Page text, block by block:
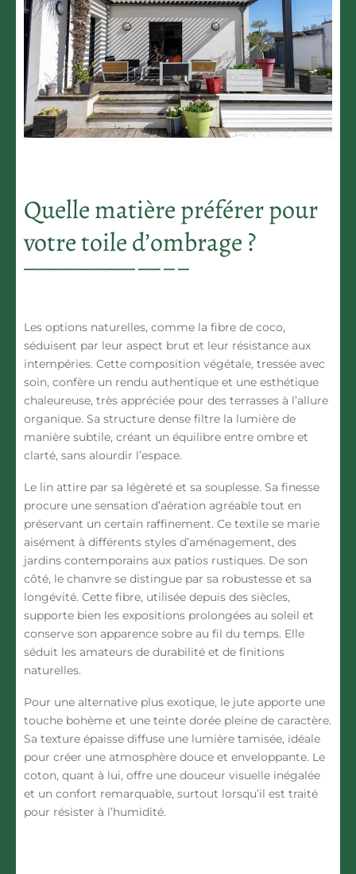
Quelle matière préférer pour
votre toile d’ombrage ?
Les options naturelles, comme la fibre de coco,
séduisent par leur aspect brut et leur résistance aux
intempéries. Cette composition végétale, tressée avec
soin, confère un rendu authentique et une esthétique
chaleureuse, très appréciée pour des terrasses à l’allure
organique. Sa structure dense filtre la lumière de
manière subtile, créant un équilibre entre ombre et
clarté, sans alourdir l’espace.
Le lin attire par sa légèreté et sa souplesse. Sa finesse
procure une sensation d’aération agréable tout en
préservant un certain raffinement. Ce textile se marie
aisément à différents styles d’aménagement, des
jardins contemporains aux patios rustiques. De son
côté, le chanvre se distingue par sa robustesse et sa
longévité. Cette fibre, utilisée depuis des siècles,
supporte bien les expositions prolongées au soleil et
conserve son apparence sobre au fil du temps. Elle
séduit les amateurs de durabilité et de finitions
naturelles.
Pour une alternative plus exotique, le jute apporte une
touche bohème et une teinte dorée pleine de caractère.
Sa texture épaisse diffuse une lumière tamisée, idéale
pour créer une atmosphère douce et enveloppante. Le
coton, quant à lui, offre une douceur visuelle inégalée
et un confort remarquable, surtout lorsqu’il est traité
pour résister à l’humidité.